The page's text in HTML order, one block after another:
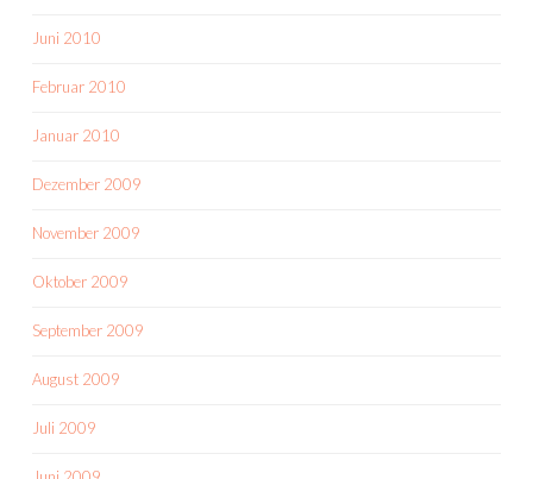
Juni 2010
Februar 2010
Januar 2010
Dezember 2009
November 2009
Oktober 2009
September 2009
August 2009
Juli 2009